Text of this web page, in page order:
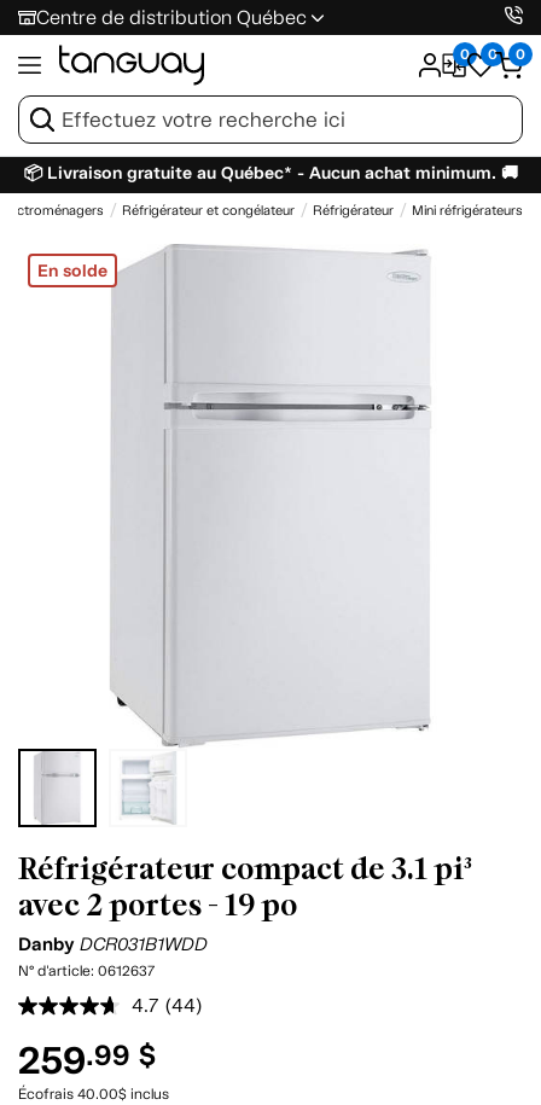
Centre de distribution Québec
0 0 0
📦 Livraison gratuite au Québec* - Aucun achat minimum. 🚚
Électroménagers Réfrigérateur et congélateur Réfrigérateur Mini réfrigérateurs
En solde
Réfrigérateur compact de 3.1 pi³
avec 2 portes - 19 po
Danby DCR031B1WDD
N° d'article: 0612637
4.7 Lire
Lien
(44)
259.99 $
Écofrais 40.00$ inclus